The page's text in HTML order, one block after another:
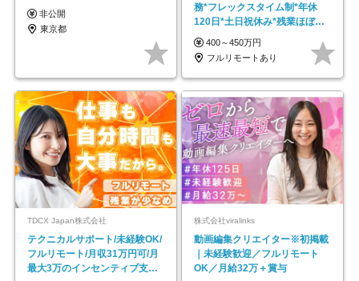
非公開
東京都
務*フレックスタイム制*年休
120日*土日祝休み*残業ほぼな
し*育児中社員8割以上
400～450万円
フルリモートあり
TDCX Japan株式会社
テクニカルサポート/未経験OK/
フルリモート/月収31万円可/月
最大3万のインセンティブ支給/
株式会社viralinks
動画編集クリエイター※初掲載
｜未経験歓迎／フルリモート
OK／月給32万＋賞与